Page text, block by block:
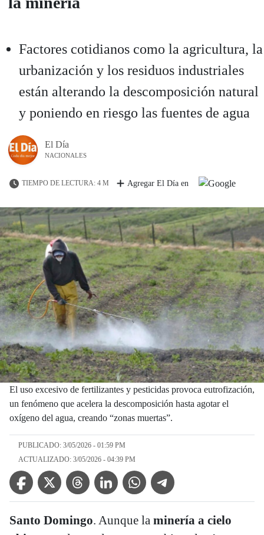
Factores cotidianos como la agricultura, la
urbanización y los residuos industriales
están alterando la descomposición natural
y poniendo en riesgo las fuentes de agua
El Día
NACIONALES
TIEMPO DE LECTURA: 4 M Agregar El Día en
El uso excesivo de fertilizantes y pesticidas provoca eutrofización,
un fenómeno que acelera la descomposición hasta agotar el
oxígeno del agua, creando “zonas muertas”.
PUBLICADO: 3/05/2026 - 01:59 PM
ACTUALIZADO: 3/05/2026 - 04:39 PM
Facebook IconTwitter IconThreads IconLinkedin IconWhatsApp IconTelegram Icon
Santo Domingo. Aunque la minería a cielo